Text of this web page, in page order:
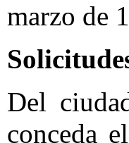
marzo de
Del
conceda